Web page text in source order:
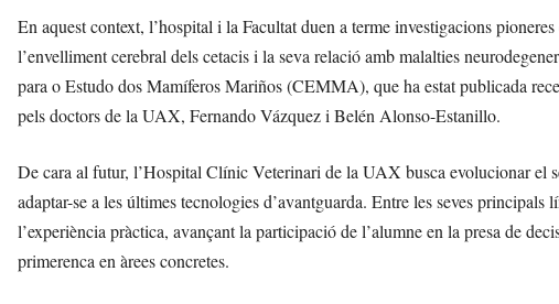
En aquest context, l’hospital i la Facultat duen a terme investigacions
l’envelliment cerebral dels cetacis i la seva relació amb malalties
para o Estudo dos Mamíferos Mariños (CEMMA), que ha estat publicada
pels doctors de la UAX, Fernando Vázquez i Belén Alonso-Estanillo.
De cara al futur, l’Hospital Clínic Veterinari de la UAX busca evolucionar el
adaptar-se a les últimes tecnologies d’avantguarda. Entre les seves
l’experiència pràctica, avançant la participació de l’alumne en la presa de
primerenca en àrees concretes.